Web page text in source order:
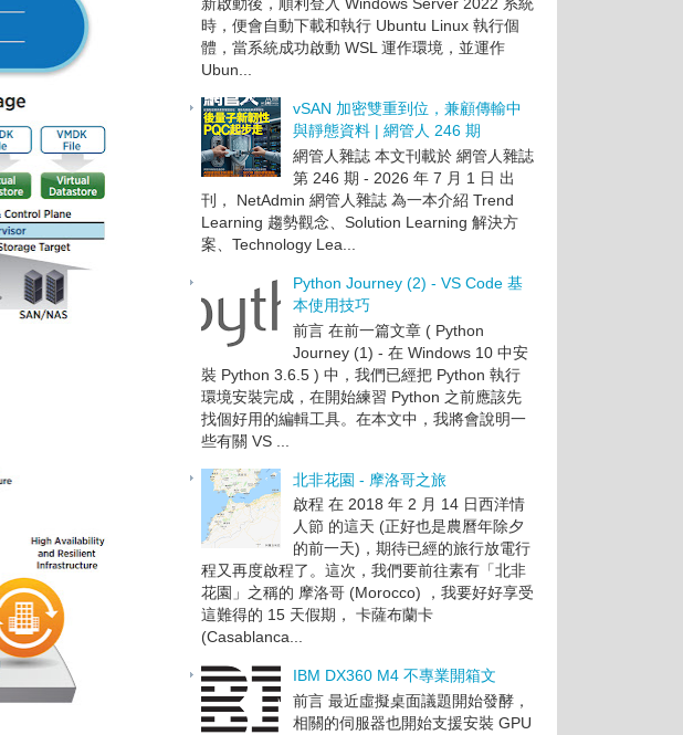
時，便會自動下載和執行 Ubuntu Linux 執行個
體，當系統成功啟動 WSL 運作環境，並運作
Ubun...
vSAN 加密雙重到位，兼顧傳輸中
與靜態資料 | 網管人 246 期
網管人雜誌 本文刊載於 網管人雜誌
第 246 期 - 2026 年 7 月 1 日 出
刊， NetAdmin 網管人雜誌 為一本介紹 Trend
Learning 趨勢觀念、Solution Learning 解決方
案、Technology Lea...
Python Journey (2) - VS Code 基
本使用技巧
前言 在前一篇文章 ( Python
Journey (1) - 在 Windows 10 中安
裝 Python 3.6.5 ) 中，我們已經把 Python 執行
環境安裝完成，在開始練習 Python 之前應該先
找個好用的編輯工具。在本文中，我將會說明一
些有關 VS ...
北非花園 - 摩洛哥之旅
啟程 在 2018 年 2 月 14 日西洋情
人節 的這天 (正好也是農曆年除夕
的前一天)，期待已經的旅行放電行
程又再度啟程了。這次，我們要前往素有「北非
花園」之稱的 摩洛哥 (Morocco) ，我要好好享受
這難得的 15 天假期， 卡薩布蘭卡
(Casablanca...
IBM DX360 M4 不專業開箱文
前言 最近虛擬桌面議題開始發酵，
相關的伺服器也開始支援安裝 GPU